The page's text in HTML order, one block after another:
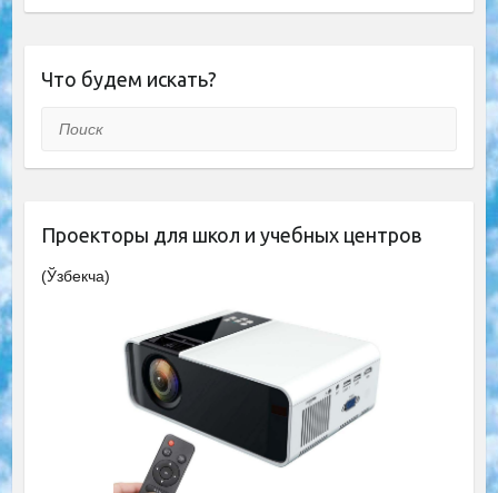
Что будем искать?
Поиск
Проекторы для школ и учебных центров
(Ўзбекча)